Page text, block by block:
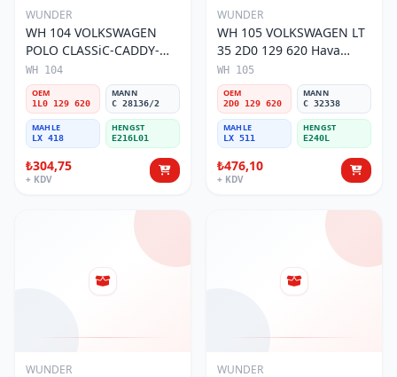
WUNDER
WH 104 VOLKSWAGEN
POLO CLASSiC-CADDY-
SEAT iBiZA 1L0 129 620
Hava Filtresi
WH 104
OEM
1L0 129 620
MANN
C 28136/2
MAHLE
LX 418
HENGST
E216L01
₺304,75
+ KDV
WUNDER
WH 105 VOLKSWAGEN LT
35 2D0 129 620 Hava
Filtresi
WH 105
OEM
2D0 129 620
MANN
C 32338
MAHLE
LX 511
HENGST
E240L
₺476,10
+ KDV
WUNDER WUNDER